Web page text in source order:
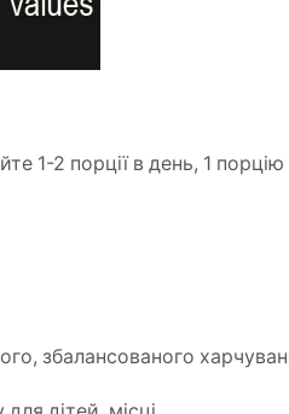
1-2 порції в день, 1
збалансованого